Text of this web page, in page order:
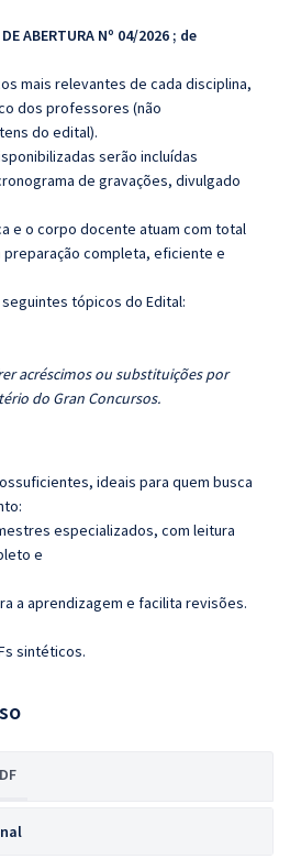
ABERTURA Nº 04/2026 ; de
mais relevantes de cada disciplina,
dos professores (não
do edital).
serão incluídas
de gravações, divulgado
e o corpo docente atuam com total
preparação completa, eficiente e
tópicos do Edital:
acréscimos ou substituições por
do Gran Concursos.
ideais para quem busca
especializados, com leitura
e
a aprendizagem e facilita revisões.
sintéticos.